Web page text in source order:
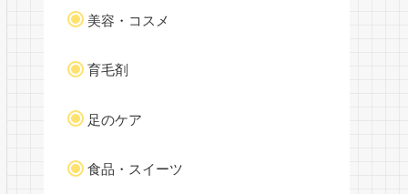
美容・コスメ
育毛剤
足のケア
食品・スイーツ